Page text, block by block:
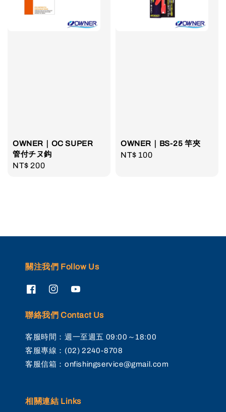
OWNER｜OC SUPER
管付チヌ鈎
Regular
NT$ 200
OWNER｜BS-25 竿夾
Regular
NT$ 100
關注我們 Follow Us
聯絡我們 Contact Us
客服時間：週一至週五 09:00～18:00
客服專線：(02) 2240-8708
客服信箱：onfishingservice@gmail.com
相關連結 Links